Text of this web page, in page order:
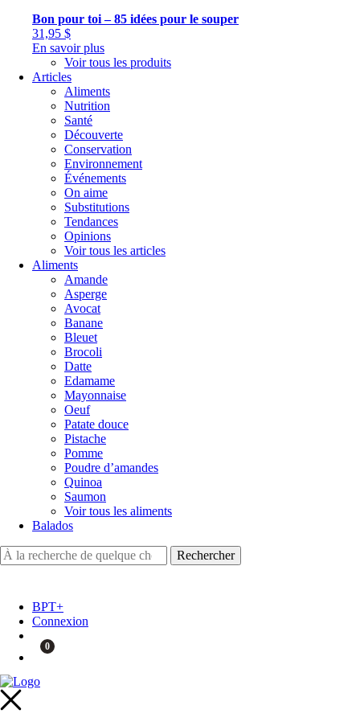
Bon pour toi – 85 idées pour le souper
31,95 $
En savoir plus
Voir tous les produits
Articles
Aliments
Nutrition
Santé
Découverte
Conservation
Environnement
Événements
On aime
Substitutions
Tendances
Opinions
Voir tous les articles
Aliments
Amande
Asperge
Avocat
Banane
Bleuet
Brocoli
Datte
Edamame
Mayonnaise
Oeuf
Patate douce
Pistache
Pomme
Poudre d’amandes
Quinoa
Saumon
Voir tous les aliments
Balados
BPT+
Connexion
0